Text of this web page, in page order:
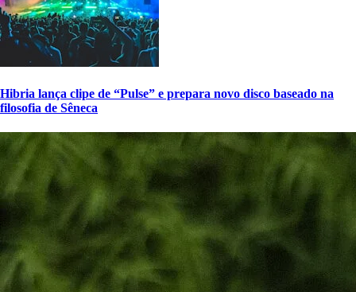
Hibria lança clipe de “Pulse” e prepara novo disco baseado na
filosofia de Sêneca